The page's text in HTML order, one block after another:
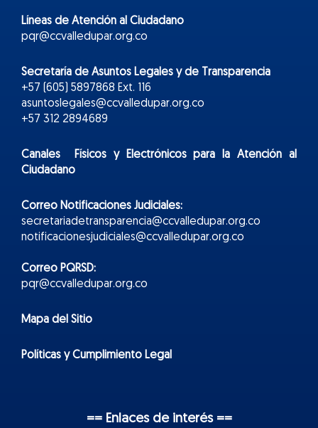
Líneas de Atención al Ciudadano
pqr@ccvalledupar.org.co
Secretaría de Asuntos Legales y de Transparencia
+57 (605) 5897868 Ext. 116
asuntoslegales@ccvalledupar.org.co
+57 312 2894689
Canales Físicos yElectrónicospara la Atención al
Ciudadano
Correo Notificaciones Judiciales:
secretariadetransparencia@ccvalledupar.org.co
notificacionesjudiciales@ccvalledupar.org.co
Correo PQRSD:
pqr@ccvalledupar.org.co
Mapa del Sitio
Políticas y Cumplimiento Legal
== Enlaces de interés ==